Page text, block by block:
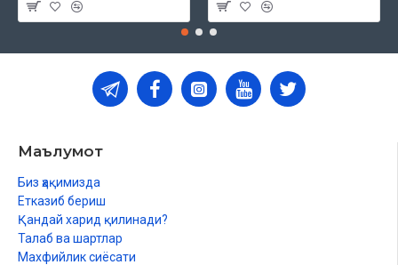
Маълумот
Биз ҳақимизда
Етказиб бериш
Қандай харид қилинади?
Талаб ва шартлар
Махфийлик сиёсати